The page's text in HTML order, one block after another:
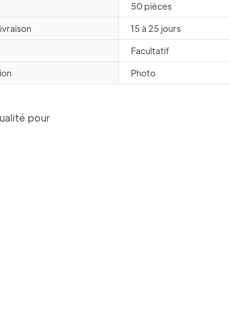
50 pièces
15 à 25 jours
Facultatif
Photo